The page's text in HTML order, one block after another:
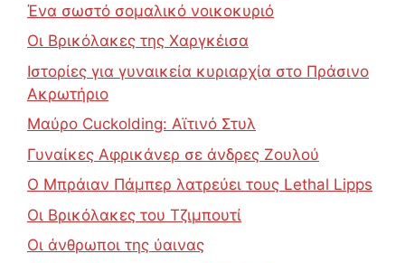
Ένα σωστό σομαλικό νοικοκυριό
Οι Βρικόλακες της Χαργκέισα
Ιστορίες για γυναικεία κυριαρχία στο Πράσινο
Ακρωτήριο
Μαύρο Cuckolding: Αϊτινό Στυλ
Γυναίκες Αφρικάνερ σε άνδρες Ζουλού
Ο Μπράιαν Πάμπερ λατρεύει τους Lethal Lipps
Οι Βρικόλακες του Τζιμπουτί
Οι άνθρωποι της ύαινας